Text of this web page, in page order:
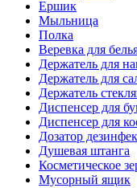
Eршик
Мыльница
Полка
Веревка для
Держатель для
Держатель для
Держатель
Диспенсер для
Диспенсер для
Дозатор
Душевая штанга
Косметическое
Мусорный ящик